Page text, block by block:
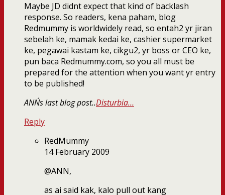
Maybe JD didnt expect that kind of backlash
response. So readers, kena paham, blog
Redmummy is worldwidely read, so entah2 yr jiran
sebelah ke, mamak kedai ke, cashier supermarket
ke, pegawai kastam ke, cikgu2, yr boss or CEO ke,
pun baca Redmummy.com, so you all must be
prepared for the attention when you want yr entry
to be published!
ANN´s last blog post..Disturbia…
Reply
RedMummy
14 February 2009
@ANN,
as ai said kak, kalo pull out kang